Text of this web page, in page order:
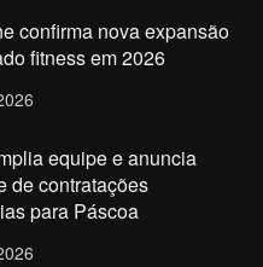
confirma nova expansão
fitness em 2026
equipe e anuncia
de contratações
para Páscoa